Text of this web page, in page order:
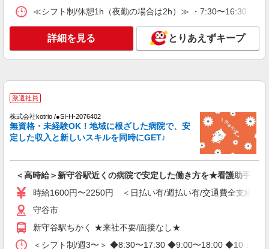
時給1600円〜2250円 ＜日払い有/週払い有/交
通費全支給(ガソリン代含む)＞
キープ 詳細を見る
日研トータルソーシング株式会社 メディカルケア事業部/柏オフィス
看護助手（ナースエイド）
時給1,280円 ★週払いOK（規定あり） ※給与
茨城県守谷市 【最寄駅】新守谷駅
キープ 詳細を見る
派遣社員
株式会社kotrio /●SI-H-2024384
＜守谷駅＞元気も、プライベートも諦めない＊
≪シフト制/休憩1h（夜勤の場合は2h）≫ ・7:30〜16:30 ・
詳細を見る とりあえずキープ
派遣社員
株式会社kotrio /●SI-H-2076402
無資格・未経験OK！地域に根ざした病院で、安
定した収入と新しいスキルを同時にGET♪
＜高時給＞新守谷駅近くの病院で安定した働き方を★看護助手♪
時給1600円〜2250円 ＜日払い有/週払い有/交通費全支給(ガ
守谷市
新守谷駅ちかく ★来社不要/面接なし★
＜シフト制/週3〜＞ ◆8:30〜17:30 ◆9:00〜18:00 ◆10：00